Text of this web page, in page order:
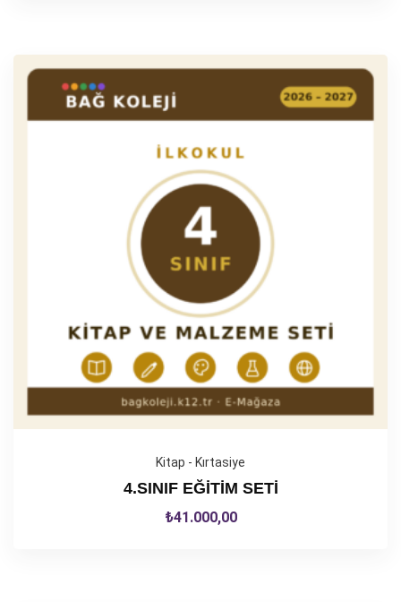
Kitap - Kırtasiye
4.SINIF EĞİTİM SETİ
₺41.000,00